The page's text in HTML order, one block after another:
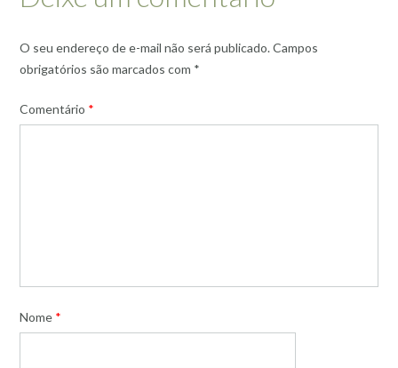
O seu endereço de e-mail não será publicado.Campos
obrigatórios são marcados com *
Comentário *
Nome *